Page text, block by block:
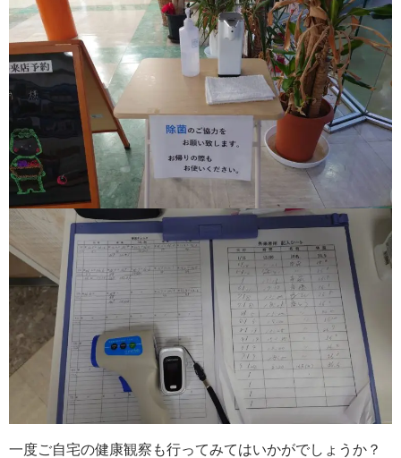
一度ご自宅の健康観察も行ってみてはいかがでしょうか？